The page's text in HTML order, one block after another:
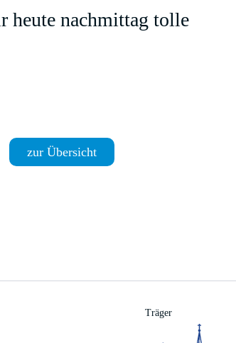
heute nachmittag tolle
zur Übersicht
Träger